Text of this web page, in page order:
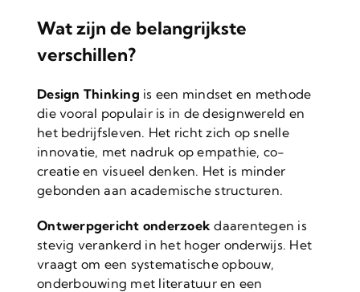
Wat zijn de belangrijkste
verschillen?
Design Thinking is een mindset en methode
die vooral populair is in de designwereld en
het bedrijfsleven. Het richt zich op snelle
innovatie, met nadruk op empathie, co-
creatie en visueel denken. Het is minder
gebonden aan academische structuren.
Ontwerpgericht onderzoek daarentegen is
stevig verankerd in het hoger onderwijs. Het
vraagt om een systematische opbouw,
onderbouwing met literatuur en een